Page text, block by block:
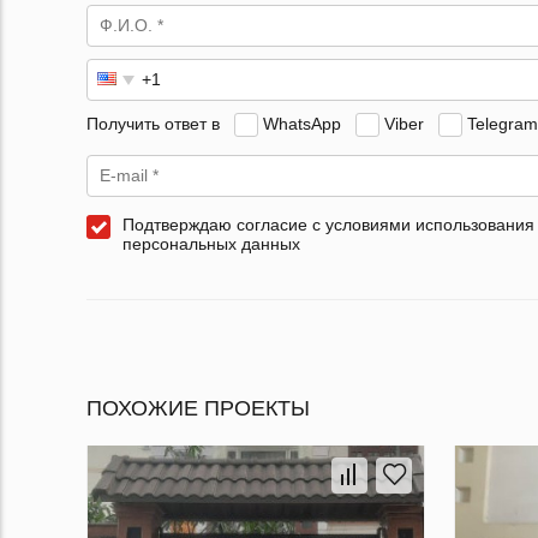
Получить ответ в WhatsApp Viber Telegram
Подтверждаю согласие с условиями использования
персональных данных
ПОХОЖИЕ ПРОЕКТЫ